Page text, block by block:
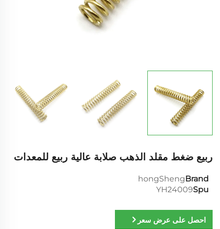
ربيع ضغط مقلد الذهب صلابة عالية ربيع للمعدات
Brand
hongSheng
Spu
YH24009
احصل على عرض سعر